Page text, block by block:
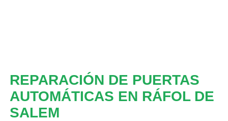
REPARACIÓN DE PUERTAS
AUTOMÁTICAS EN RÁFOL DE
SALEM